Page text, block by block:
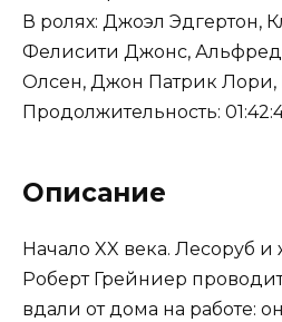
В ролях: Джоэл Эдгертон,
Фелисити Джонс,
Олсен, Джон Патрик
Продолжительность:
Описание
Начало XX века. Лесоруб
Роберт Грейниер
вдали от дома на работе: